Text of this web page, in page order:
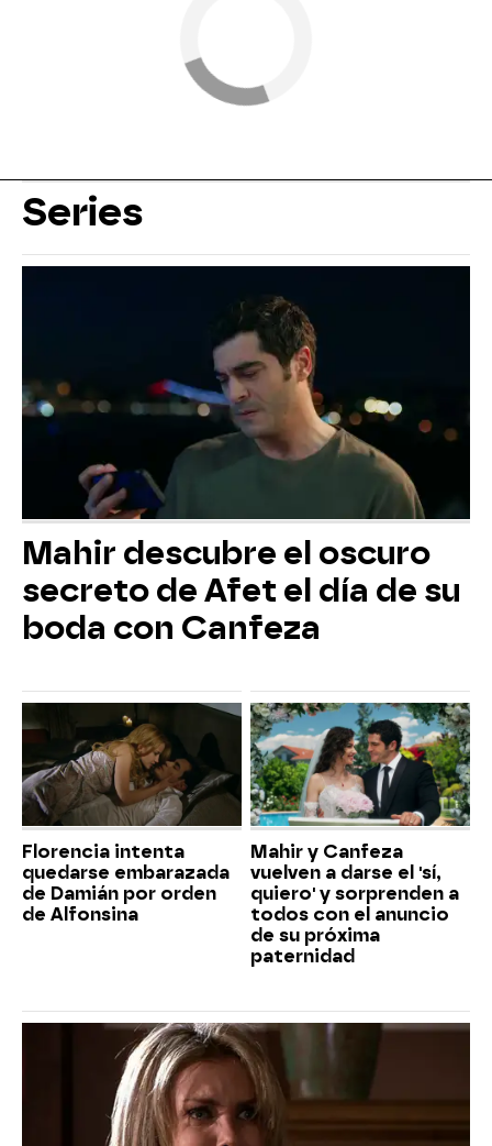
Series
Mahir descubre el oscuro
secreto de Afet el día de su
boda con Canfeza
Florencia intenta
quedarse embarazada
de Damián por orden
de Alfonsina
Mahir y Canfeza
vuelven a darse el 'sí,
quiero' y sorprenden a
todos con el anuncio
de su próxima
paternidad